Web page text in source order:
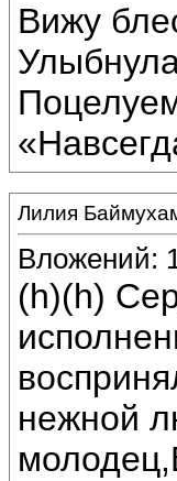
Вижу
Лилия
Вложений:
(h)(h)
нежной